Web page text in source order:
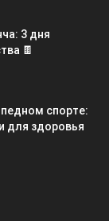
3 дня
🍫
спорте:
для здоровья